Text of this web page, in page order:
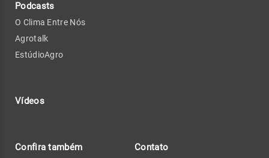
Podcasts
O Clima Entre Nós
Agrotalk
EstúdioAgro
Vídeos
Confira também Contato